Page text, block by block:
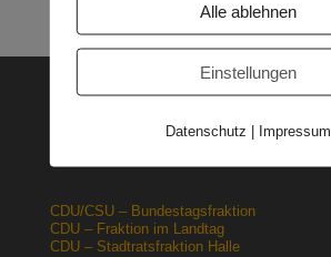
CDU – Sachsen-Anhalt
CDU/CSU – Bundestagsfraktion
CDU – Fraktion im Landtag
CDU – Stadtratsfraktion Halle
Alle ablehnen
Einstellungen
Datenschutz | Impressum